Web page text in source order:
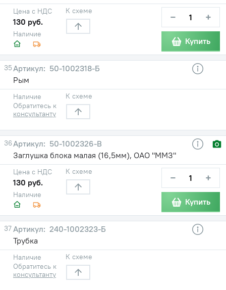
Наличие
Цена с НДС
130 руб.
К схеме − +
Купить
35
50-1002318-Б
Рым
Наличие
Обратитесь к
консультанту
К схеме
36
50-1002326-В
Заглушка блока малая (16,5мм), ОАО "ММЗ"
Наличие
Цена с НДС
130 руб.
К схеме − +
Купить
37
240-1002323-Б
Трубка
Наличие
Обратитесь к
консультанту
К схеме